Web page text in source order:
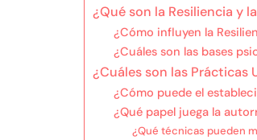
¿Qué son la Resiliencia y
¿Cómo influyen la
¿Cuáles son las bases
¿Cuáles son las Prácticas
¿Cómo puede el
¿Qué papel juega la
¿Qué técnicas pueden